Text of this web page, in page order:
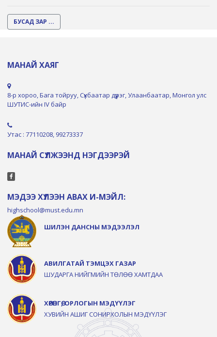
БУСАД ЗАР ...
МАНАЙ ХАЯГ
8-р хороо, Бага тойруу, Сүхбаатар дүүрэг, Улаанбаатар, Монгол улс
ШУТИС-ийн IV байр
Утас : 77110208, 99273337
МАНАЙ СҮЛЖЭЭНД НЭГДЭЭРЭЙ
МЭДЭЭ ХҮЛЭЭН АВАХ И-МЭЙЛ:
highschool@must.edu.mn
ШИЛЭН ДАНСНЫ МЭДЭЭЛЭЛ
АВИЛГАТАЙ ТЭМЦЭХ ГАЗАР
ШУДАРГА НИЙГМИЙН ТӨЛӨӨ ХАМТДАА
ХӨРӨНГӨ, ОРЛОГЫН МЭДҮҮЛЭГ
ХУВИЙН АШИГ СОНИРХОЛЫН МЭДҮҮЛЭГ